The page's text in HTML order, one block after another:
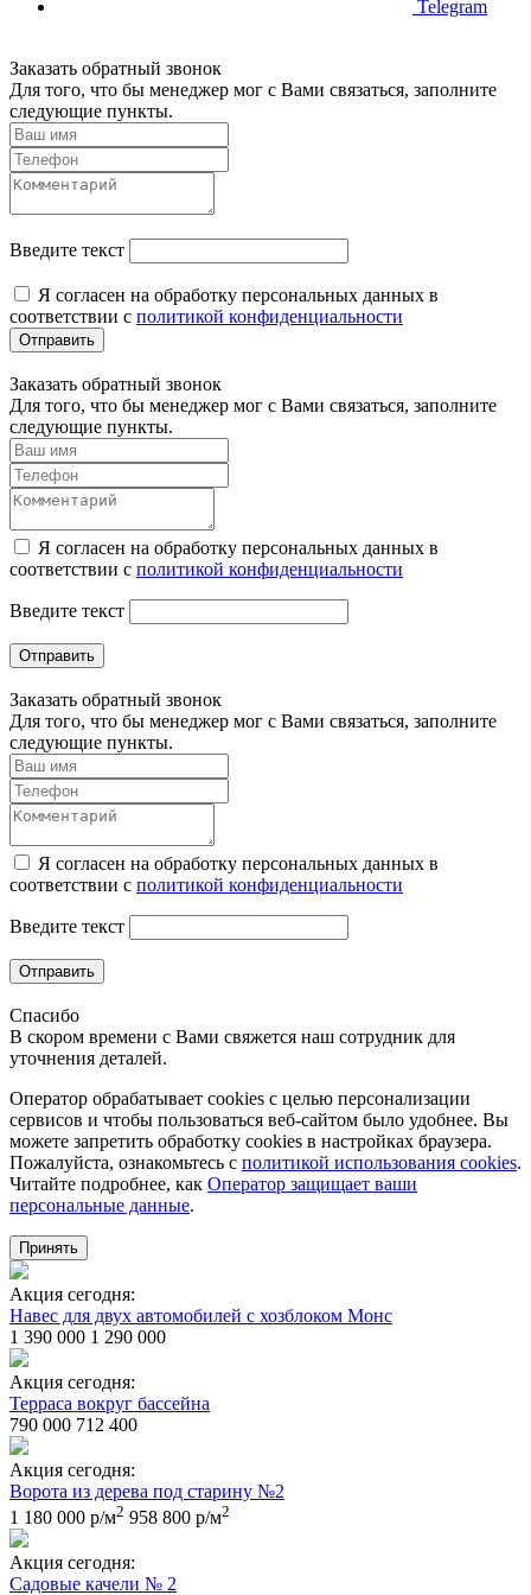
Telegram
Заказать обратный звонок
Для того, что бы менеджер мог с Вами связаться, заполните
следующие пункты.
Введите текст
Я согласен на обработку персональных данных в
соответствии с политикой конфиденциальности
Отправить
Заказать обратный звонок
Для того, что бы менеджер мог с Вами связаться, заполните
следующие пункты.
Я согласен на обработку персональных данных в
соответствии с политикой конфиденциальности
Введите текст
Отправить
Заказать обратный звонок
Для того, что бы менеджер мог с Вами связаться, заполните
следующие пункты.
Я согласен на обработку персональных данных в
соответствии с политикой конфиденциальности
Введите текст
Отправить
Спасибо
В скором времени с Вами свяжется наш сотрудник для
уточнения деталей.
Оператор обрабатывает cookies с целью персонализации
сервисов и чтобы пользоваться веб-сайтом было удобнее. Вы
можете запретить обработку сookies в настройках браузера.
Пожалуйста, ознакомьтесь с политикой использования cookies.
Читайте подробнее, как Оператор защищает ваши
персональные данные.
Принять
Акция сегодня:
Навес для двух автомобилей с хозблоком Монс
1 390 000 1 290 000
Акция сегодня:
Терраса вокруг бассейна
790 000 712 400
Акция сегодня:
Ворота из дерева под старину №2
1 180 000 р/м2 958 800 р/м2
Акция сегодня:
Садовые качели № 2